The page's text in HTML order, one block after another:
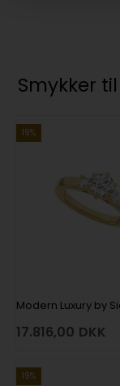
Smykker
19%
17.816,00 DKK
19%